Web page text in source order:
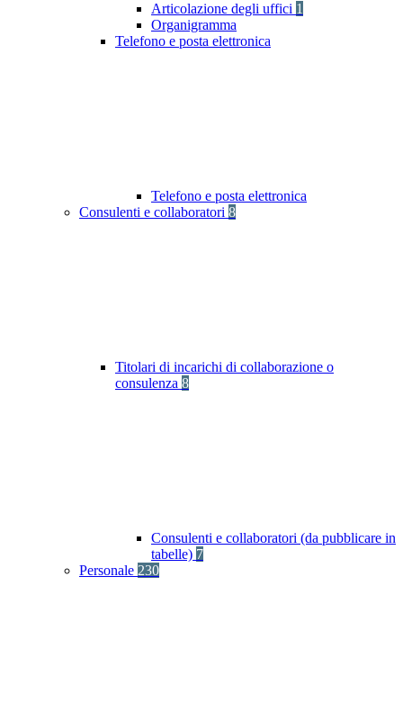
Articolazione degli uffici 1
Organigramma
Telefono e posta elettronica
Telefono e posta elettronica
Consulenti e collaboratori 8
Titolari di incarichi di collaborazione o
consulenza 8
Consulenti e collaboratori (da pubblicare in
tabelle) 7
Personale 230